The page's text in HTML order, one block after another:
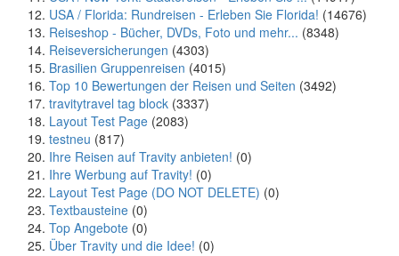
USA / Florida: Rundreisen - Erleben Sie Florida! (14676)
Reiseshop - Bücher, DVDs, Foto und mehr... (8348)
Reiseversicherungen (4303)
Brasilien Gruppenreisen (4015)
Top 10 Bewertungen der Reisen und Seiten (3492)
travitytravel tag block (3337)
Layout Test Page (2083)
testneu (817)
Ihre Reisen auf Travity anbieten! (0)
Ihre Werbung auf Travity! (0)
Layout Test Page (DO NOT DELETE) (0)
Textbausteine (0)
Top Angebote (0)
Über Travity und die Idee! (0)